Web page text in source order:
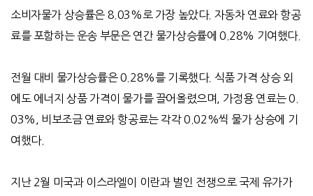
소비자물가 상승률은 8.03% 로 가장 높았다. 자동차 연료와 항공
료를 포함하는 운송 부문은 연간 물가상승률에 0.28% 기여했다.
전월 대비 물가상승률은0.28%를 기록했다. 식품 가격 상승 외
에도 에너지 상품 가격이 물가를 끌어올렸으며
가정용 연료는0.
03%,
비보조금 연료와 항공료는 각각0.02%씩 물가 상승에 기
여했다.
지난 2월 미국과 이스라엘이 이란과 벌인 전쟁으로 국제 유가가